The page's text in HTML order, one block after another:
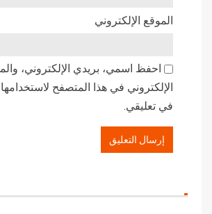
الموقع الإلكتروني
احفظ اسمي، بريدي الإلكتروني،
الإلكتروني في هذا المتصفح لاستخدامها
في تعليقي.